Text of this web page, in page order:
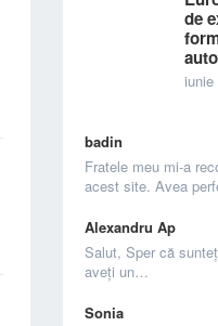
de
iunie
badin
Fratele meu mi-a
acest site. Avea
Alexandru Ap
Salut, Sper că
aveți un…
Sonia